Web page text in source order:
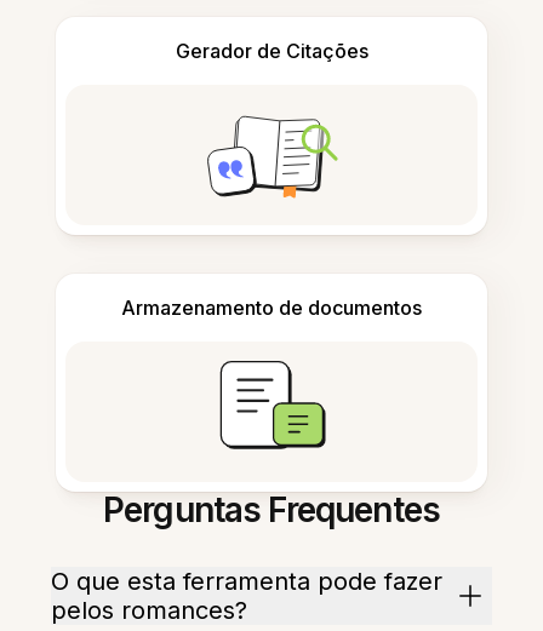
Gerador de Citações
Armazenamento de documentos
Perguntas Frequentes
O que esta ferramenta pode fazer
pelos romances?